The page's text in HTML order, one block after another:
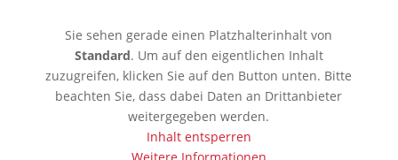
Sie sehen gerade einen Platzhalterinhalt von
Standard. Um auf den eigentlichen Inhalt
zuzugreifen, klicken Sie auf den Button unten. Bitte
beachten Sie, dass dabei Daten an Drittanbieter
weitergegeben werden.
Inhalt entsperren
Weitere Informationen